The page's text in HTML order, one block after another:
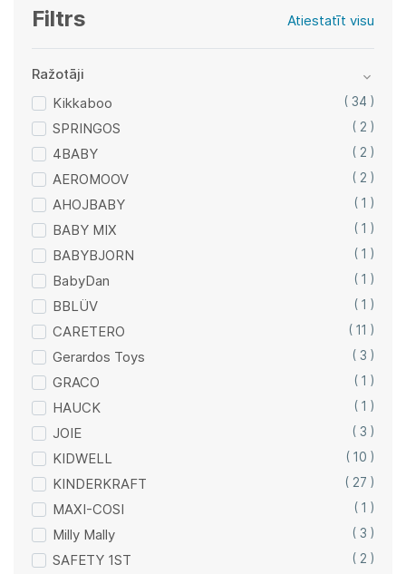
Filtrs Atiestatīt visu
Ražotāji
Kikkaboo
( 34 )
SPRINGOS ( 2 )
4BABY ( 2 )
AEROMOOV ( 2 )
AHOJBABY ( 1 )
BABY MIX ( 1 )
BABYBJORN ( 1 )
BabyDan ( 1 )
BBLÜV ( 1 )
CARETERO ( 11 )
Gerardos Toys ( 3 )
GRACO ( 1 )
HAUCK ( 1 )
JOIE ( 3 )
KIDWELL ( 10 )
KINDERKRAFT ( 27 )
MAXI-COSI ( 1 )
Milly Mally ( 3 )
SAFETY 1ST ( 2 )